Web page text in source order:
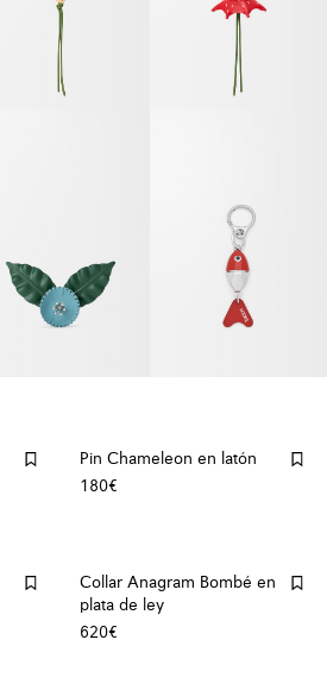
Pin Chameleon en latón
180€
Collar Anagram Bombé en
plata de ley
620€